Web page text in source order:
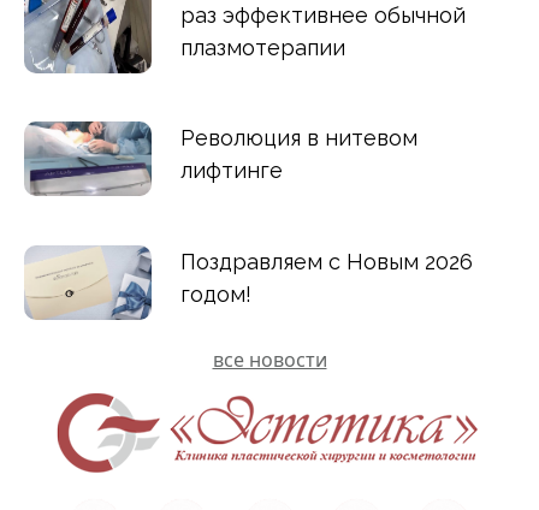
раз эффективнее обычной
плазмотерапии
Революция в нитевом
лифтинге
Поздравляем с Новым 2026
годом!
все новости